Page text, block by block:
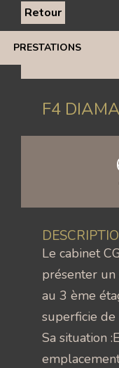
Retour
PRESTATIONS
F4
Le cabinet
présenter
au 3 ème
superficie de
Sa situation